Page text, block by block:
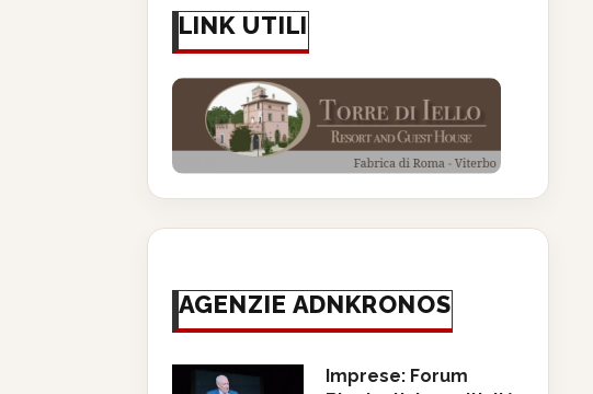
LINK UTILI
AGENZIE ADNKRONOS
Imprese: Forum